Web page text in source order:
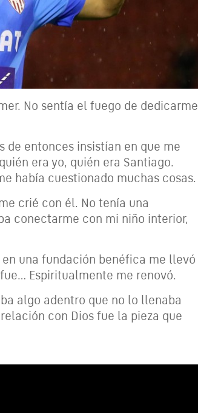
No sentía el fuego de dedicarme
de entonces insistían en que me
era yo, quién era Santiago.
había cuestionado muchas cosas.
crié con él. No tenía una
conectarme con mi niño interior,
una fundación benéfica me llevó
Espiritualmente me renovó.
algo adentro que no lo llenaba
con Dios fue la pieza que